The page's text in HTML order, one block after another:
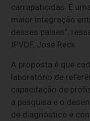
carrapaticidas. É
maior integração
desses países”,
IPVDF, José Reck.
A proposta é que
laboratório de
capacitação de
a pesquisa e o
de diagnóstico e